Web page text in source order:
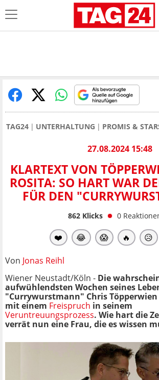
TAG24 UNTERHALTUNG PROMIS &
27.08.2024 15:48
KLARTEXT VON
ROSITA: SO HART WAR
FÜR DEN
862Klicks 0
❤️ 😂 😱 🔥 😥
Von Jonas Reihl
Wiener Neustadt/Köln - Die
aufwühlendsten Wochen seines
"Currywurstmann" Chris Töpperwien
mit einem Freispruch in seinem
Veruntreuungsprozess. Wie hart die
verrät nun eine Frau, die es wissen